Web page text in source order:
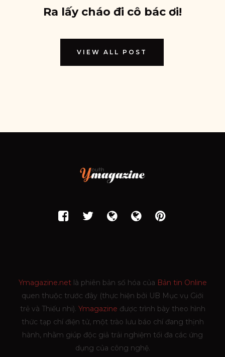
Ra lấy cháo đi cô bác ơi!
VIEW ALL POST
Ymagazine.netlà phiên bản số hóa của Bản tin Online
quen thuộc trước đây (thực hiện bởi UB Mục vụ Giới
trẻ và Thiếu nhi). Ymagazine được trình bày theo hình
thức tạp chí điện tử, một trào lưu báo chí đang thịnh
hành, nhằm giúp độc giả trải nghiệm tối đa các ứng
dụng của công nghệ.